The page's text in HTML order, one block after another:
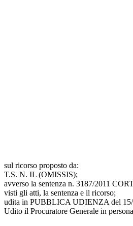
sul ricorso proposto da:
T.S. N. IL (OMISSIS);
avverso la sentenza n. 3187/2011
visti gli atti, la sentenza e il ricorso;
udita in PUBBLICA UDIENZA del
Udito il Procuratore Generale in